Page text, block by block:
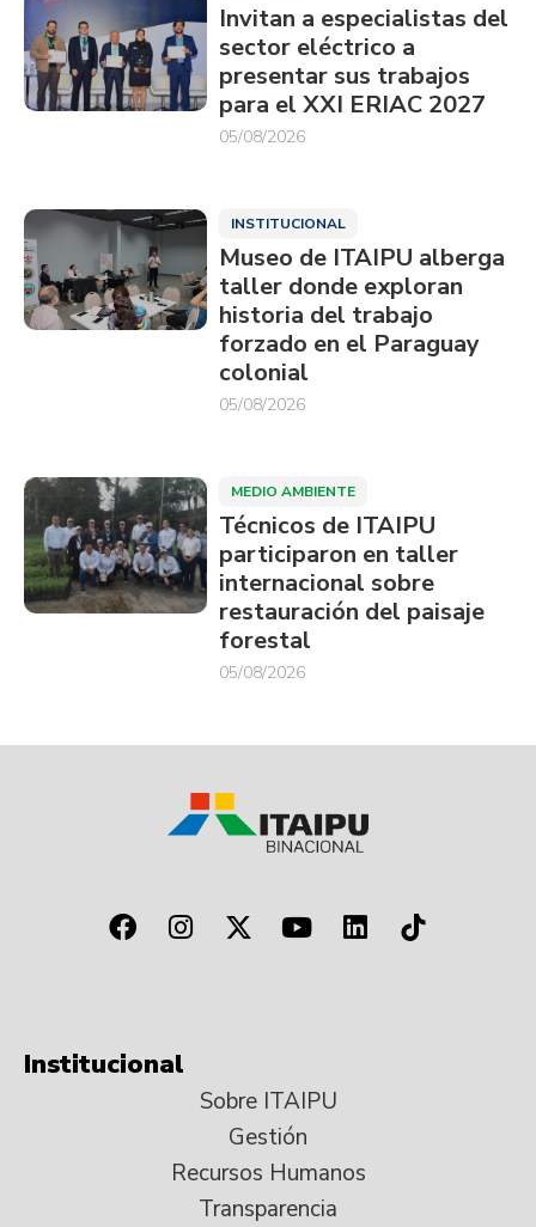
Invitan a especialistas del
sector eléctrico a
presentar sus trabajos
para el XXI ERIAC 2027
05/08/2026
INSTITUCIONAL
Museo de ITAIPU alberga
taller donde exploran
historia del trabajo
forzado en el Paraguay
colonial
05/08/2026
MEDIO AMBIENTE
Técnicos de ITAIPU
participaron en taller
internacional sobre
restauración del paisaje
forestal
05/08/2026
Institucional
Sobre ITAIPU
Gestión
Recursos Humanos
Transparencia